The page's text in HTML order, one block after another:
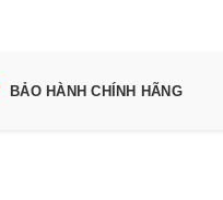
BẢO HÀNH CHÍNH HÃNG